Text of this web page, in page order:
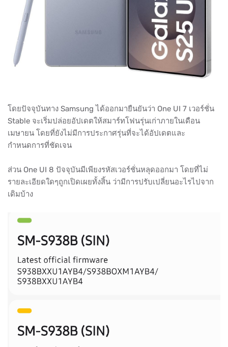
โดยปัจจุบันทาง Samsung ได้ออกมายืนยันว่า One UI 7 เวอร์ชั่น
Stable จะเริ่มปล่อยอัปเดตให้สมาร์ทโฟนรุ่นเก่าภายในเดือน
เมษายน โดยที่ยังไม่มีการประกาศรุ่นที่จะได้อัปเดตและ
กำหนดการที่ชัดเจน
ส่วน One UI 8 ปัจจุบันมีเพียงรหัสเวอร์ชั่นหลุดออกมา โดยที่ไม่
รายละเอียดใดๆถูกเปิดเผยทั้งสิ้น ว่ามีการปรับเปลี่ยนอะไรไปจาก
เดิมบ้าง